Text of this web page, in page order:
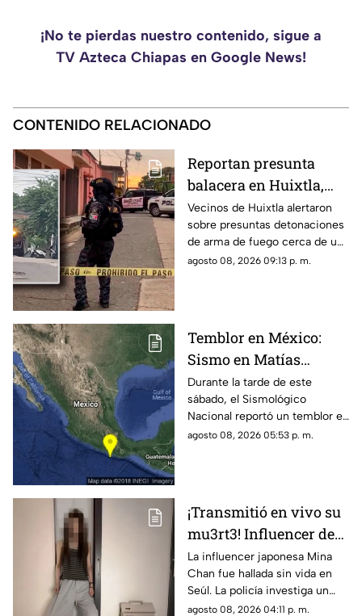
¡No te pierdas nuestro contenido, sigue a
TV Azteca Chiapas en Google News!
CONTENIDO RELACIONADO
Reportan presunta
balacera en Huixtla,
Chiapas: Vecinos
alertan por
detonaciones de fuego
Vecinos de Huixtla alertaron
sobre presuntas detonaciones
de arma de fuego cerca de una
bodega de café. Circulan
agosto 08, 2026 09:13 p. m.
Temblor en México:
Sismo en Matías
Romero, Oaxaca, hoy 8
de agosto de 2026
Durante la tarde de este
sábado, el Sismológico
Nacional reportó un temblor en
México hoy, con epicentro en
agosto 08, 2026 05:53 p. m.
¡Transmitió en vivo su
mu3rt3! Influencer de
k-pop Mina Chan
estaba en su
departamento de Seúl
La influencer japonesa Mina
Chan fue hallada sin vida en
Seúl. La policía investiga un
posible suicidio tras una alerta
agosto 08, 2026 04:11 p. m.